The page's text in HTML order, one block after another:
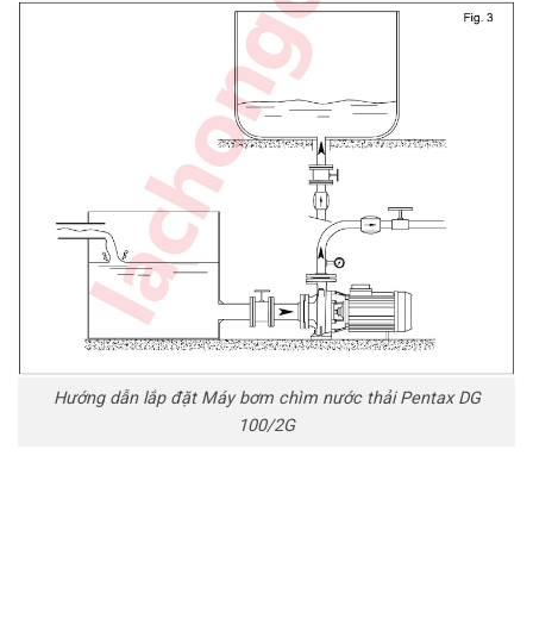
Hướng dẫn lắp đặt Máy bơm chìm nước thải Pentax DG
100/2G